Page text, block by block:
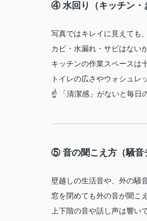
④ 水回り（キッチン・
写真ではキレイに見えても、
カビ・水漏れ・サビはない
キッチンの作業スペースは
トイレの広さやウォシュレ
☝ 「清潔感」がないと毎日
⑤ 音の聞こえ方（騒音
壁越しの生活音や、外の騒
窓を閉めても外の音が聞こ
上下階の音や話し声は響い